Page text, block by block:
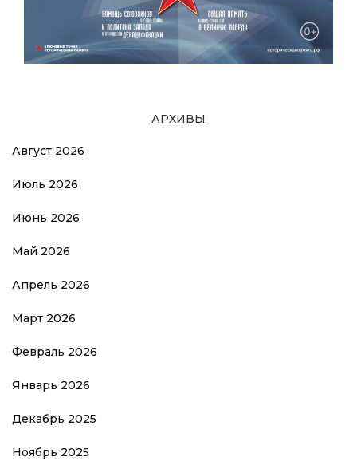
АРХИВЫ
Август 2026
Июль 2026
Июнь 2026
Май 2026
Апрель 2026
Март 2026
Февраль 2026
Январь 2026
Декабрь 2025
Ноябрь 2025